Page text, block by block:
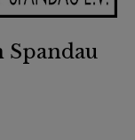
Spandau